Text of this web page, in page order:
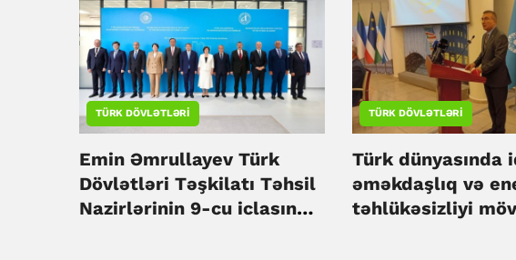
TÜRK DÖVLƏTLƏRI
Emin Əmrullayev Türk
Dövlətləri Təşkilatı Təhsil
Nazirlərinin 9-cu iclasında
TÜRK DÖVLƏTLƏRI
Türk dünyasında
əməkdaşlıq və
təhlükəsizliyi